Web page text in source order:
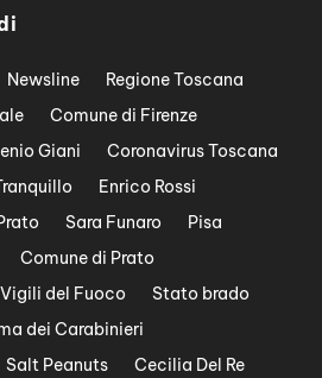
Newsline
Regione Toscana
Comune di Firenze
Giani
Coronavirus Toscana
Enrico Rossi
Sara Funaro
Pisa
Comune di Prato
Vigili del Fuoco
Stato brado
dei Carabinieri
Salt Peanuts
Cecilia Del Re